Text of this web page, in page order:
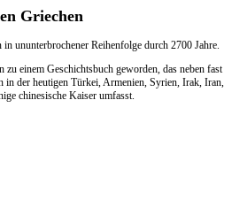
Griechen
ununterbrochener Reihenfolge durch 2700 Jahre.
einem Geschichtsbuch geworden, das neben fast
in der heutigen Türkei, Armenien, Syrien, Irak, Iran,
chinesische Kaiser umfasst.